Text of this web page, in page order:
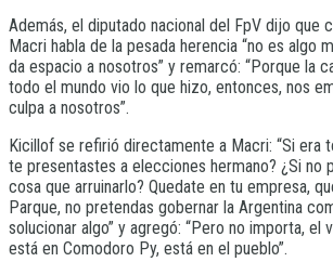
Además, el diputado nacional del FpV dijo que
Macri habla de la pesada herencia “no es algo
da espacio a nosotros” y remarcó: “Porque la
todo el mundo vio lo que hizo, entonces, nos
culpa a nosotros”.
Kicillof se refirió directamente a Macri: “Si era
te presentastes a elecciones hermano? ¿Si no
cosa que arruinarlo? Quedate en tu empresa,
Parque, no pretendas gobernar la Argentina
solucionar algo” y agregó: “Pero no importa, el
está en Comodoro Py, está en el pueblo”.